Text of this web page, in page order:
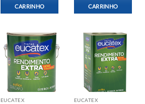
CARRINHO
CARRINHO
EUCATEX EUCATEX